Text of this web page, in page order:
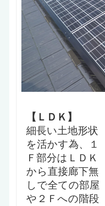
【ＬＤＫ】
細長い土地形状
を活かす為、１
Ｆ部分はＬＤＫ
から直接廊下無
しで全ての部屋
や２Ｆへの階段